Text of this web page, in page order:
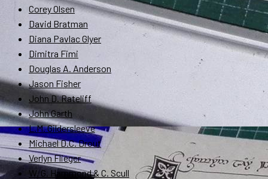
Corey Olsen
David Bratman
Diana Pavlac Glyer
Dimitra Fimi
Douglas A. Anderson
Jason Fisher
John D. Rateliff
John Garth
L.M. Gildersleeve
Michael D.C. Drout
Verlyn Flieger
W. G. Hammond & C. Scull